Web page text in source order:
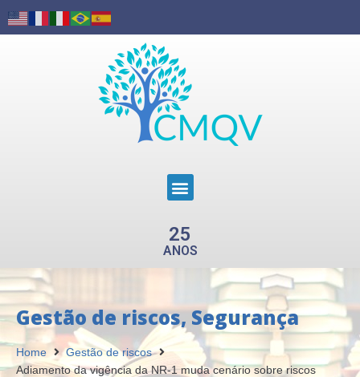
25
ANOS
Gestão de riscos,Segurança
Home
Gestão de riscos
Adiamento da vigência da NR-1 muda cenário sobre riscos